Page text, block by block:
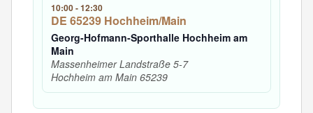
10:00-12:30
DE 65239 Hochheim/Main
Georg-Hofmann-Sporthalle Hochheim am
Main
Massenheimer Landstraße 5-7
Hochheim am Main 65239